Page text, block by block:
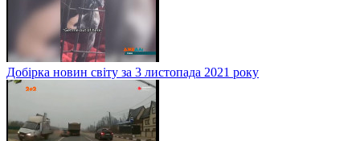
Добірка новин світу за 3 листопада 2021 року